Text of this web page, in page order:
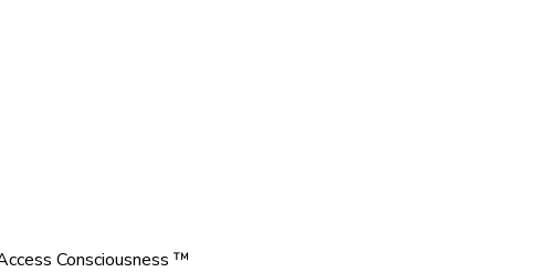
Consciousness ™